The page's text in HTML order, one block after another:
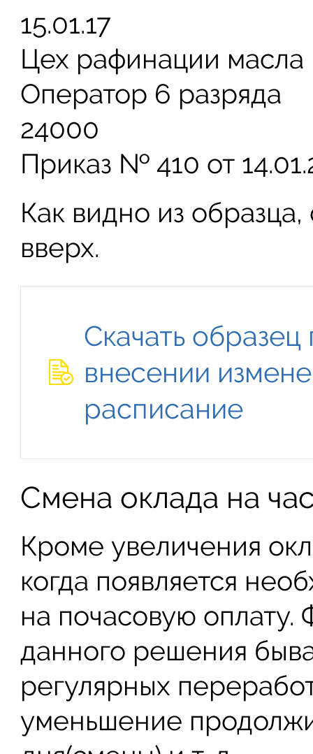
15.01.17
Цех рафинации масла
Оператор 6 разряда
24000
Приказ № 410 от
Как видно из
вверх.
Скачать образец
внесении
расписание
Смена оклада на
Кроме увеличения
когда появляется
на почасовую оплату.
данного решения
регулярных
уменьшение